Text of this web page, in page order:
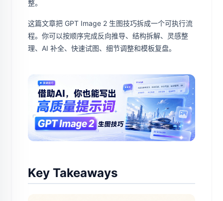
整。
这篇文章把 GPT Image 2 生图技巧拆成一个可执行流
程。你可以按顺序完成反向推导、结构拆解、灵感整
理、AI 补全、快速试图、细节调整和模板复盘。
Key Takeaways